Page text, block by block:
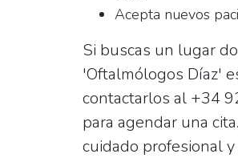
Acepta nuevos
Si buscas un lugar
'Oftalmólogos Díaz'
contactarlos al +34
para agendar una
cuidado profesional